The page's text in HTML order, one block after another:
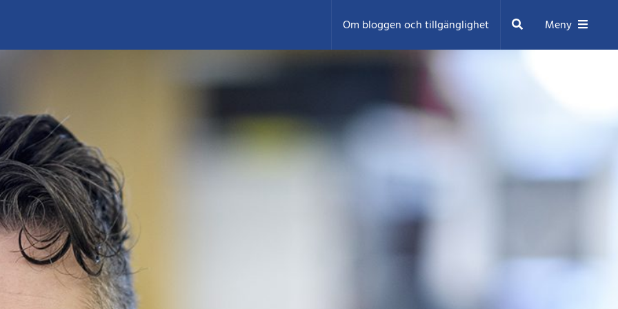
Om bloggen och tillgänglighet Sök Meny